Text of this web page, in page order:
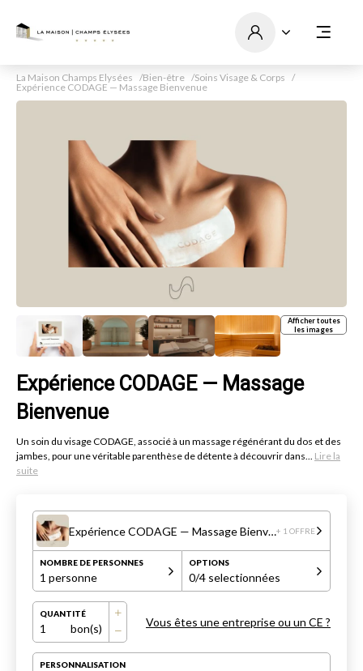
La Maison Champs Elysées Bien-être
Soins Visage & Corps
Expérience CODAGE — Massage Bienvenue
Afficher toutes
les images
Expérience CODAGE — Massage
Bienvenue
Un soin du visage CODAGE, associé à un massage régénérant du dos et des
jambes, pour une véritable parenthèse de détente à découvrir dans... Lire la
suite
Expérience CODAGE — Massage Bienvenue+ 1 OFFRE
NOMBRE DE PERSONNES
1 personne
OPTIONS
0/4 selectionnées
QUANTITÉ
1 bon(s) Vous êtes une entreprise ou un CE ?
PERSONNALISATION